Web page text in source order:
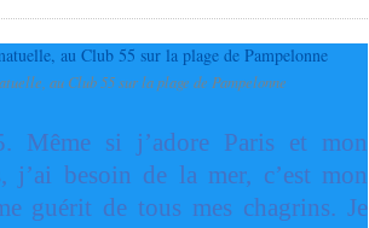
au Club 55 sur la plage de Pampelonne
Même si j’adore Paris et mon
j’ai besoin de la mer, c’est mon
guérit de tous mes chagrins. Je